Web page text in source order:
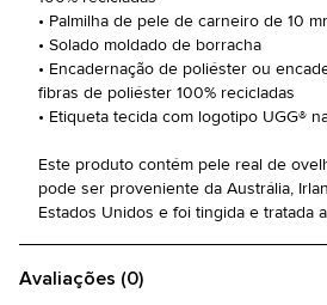
• Palmilha de pele de carneiro de 10
• Solado moldado de borracha
• Encadernação de poliéster ou
fibras de poliéster 100% recicladas
• Etiqueta tecida com logotipo UGG®
Este produto contém pele real de
pode ser proveniente da Austrália,
Estados Unidos e foi tingida e tratada
Avaliações (0)